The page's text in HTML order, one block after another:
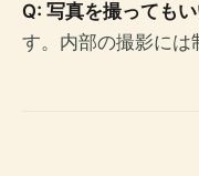
Q: 写真を撮っても
す。内部の撮影には